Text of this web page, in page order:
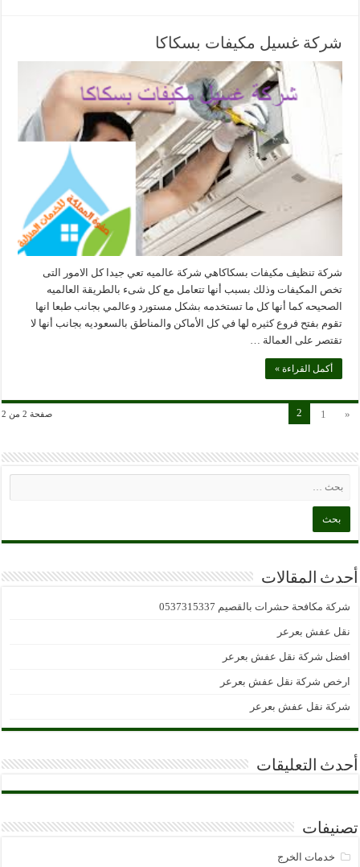
شركة غسيل مكيفات بسكاكا
شركة تنظيف مكيفات بسكاكاهي شركة عالميه تعي جيدا كل الامور التى
تخص المكيفات وذلك بسبب أنها تتعامل مع كل شىء بالطريقة العالميه
الصحيحه كما أنها كل ما تستخدمه بشكل مستورد وعالمي بجانب طبعا انها
تقوم بفتح فروع كثيره لها في كل الأماكن والمناطق بالسعوديه بجانب أنها لا
تقتصر على العمالة …
أكمل القراءة »
صفحة 2 من 2 «
1
2
أحدث المقالات
شركة مكافحة حشرات بالقصيم 0537315337
نقل عفش بعرعر
افضل شركة نقل عفش بعرعر
ارخص شركة نقل عفش بعرعر
شركة نقل عفش بعرعر
أحدث التعليقات
تصنيفات
خدمات الخرج